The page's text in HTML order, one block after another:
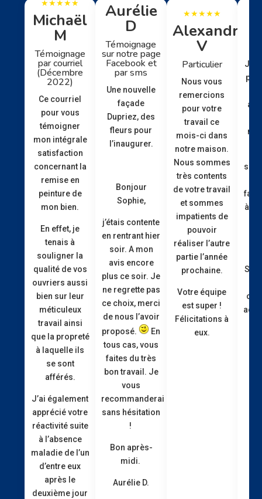
Michaël
M
Témoignage
par courriel
(Décembre
2022)
Ce courriel
pour vous
témoigner
mon intégrale
satisfaction
concernant la
remise en
peinture de
mon bien.
En effet, je
tenais à
souligner la
qualité de vos
ouvriers aussi
bien sur leur
méticuleux
travail ainsi
que la propreté
à laquelle ils
se sont
afférés.
J’ai également
apprécié votre
réactivité suite
à l’absence
maladie de l’un
d’entre eux
après le
deuxième jour
Aurélie
D
Témoignage
sur notre page
Facebook et
par sms
Une nouvelle
façade
Dupriez, des
fleurs pour
l’inaugurer.
Bonjour
Sophie,
j’étais contente
en rentrant hier
soir. A mon
avis encore
plus ce soir. Je
ne regrette pas
ce choix, merci
de nous l’avoir
proposé.
En
tous cas, vous
faites du très
bon travail. Je
vous
recommanderai
sans hésitation
!
Bon après-
midi.
Aurélie D.
Alexandre
V
Particulier
Nous vous
remercions
pour votre
travail ce
mois-ci dans
notre maison.
Nous sommes
très contents
de votre travail
et sommes
impatients de
pouvoir
réaliser l’autre
partie l’année
prochaine.
Votre équipe
est super !
Félicitations à
eux.
J’ai
à